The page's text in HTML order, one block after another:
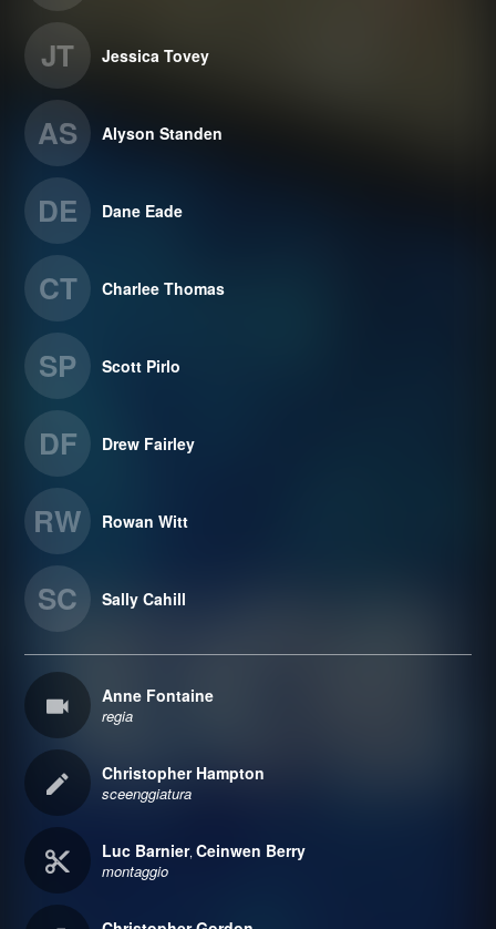
JT Jessica Tovey
AS Alyson Standen
DE Dane Eade
CT Charlee Thomas
SP Scott Pirlo
DF Drew Fairley
RW Rowan Witt
SC Sally Cahill
Anne Fontaine
regia
Christopher Hampton
sceenggiatura
Luc Barnier,Ceinwen Berry
montaggio